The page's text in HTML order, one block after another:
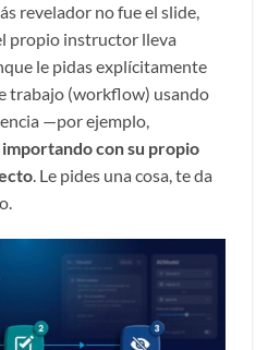
revelador no fue el slide,
propio instructor lleva
le pidas explícitamente
trabajo (workflow) usando
—por ejemplo,
importando con su propio
. Le pides una cosa, te da